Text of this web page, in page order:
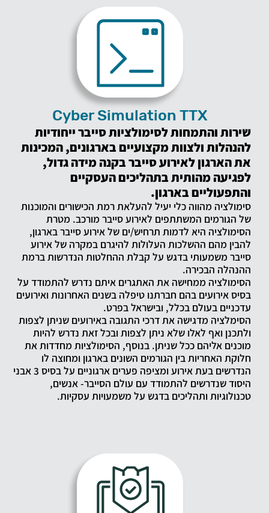
Cyber Simulation TTX
שירות והתמחות לסימולציות סייבר ייחודיות
להנהלות ולצוות מקצועיים בארגונים, המכינות
את הארגון לאירוע סייבר בקנה מידה גדול,
לפגיעה מהותית בתהליכים העסקיים
והתפעוליים בארגון.
סימולציה מהווה כלי יעיל להעלאת רמת הכישורים והמוכנות
של הגורמים המשתתפים לאירוע סייבר מורכב. מטרת
הסימולציה היא לדמות תרחיש/ים של אירוע סייבר בארגון,
להבין מהם ההשלכות העלולות להיגרם במקרה של אירוע
סייבר משמעותי בדגש על קבלת ההחלטות הנדרשות ברמת
ההנהלה הבכירה.
הסימולציה ממחישה את האתגרים איתם נדרש להתמודד על
בסיס אירועים בהם חברתנו טיפלה בשנים האחרונות ואירועים
עדכניים בעולם בכלל, ובישראל בפרט.
הסימלציה מדגישה את דרכי התגובה באירועים שניתן לצפות
ולתכנן ואף לאלו שלא ניתן לצפות ובכל זאת נדרש להיות
מוכנים אליהם ככל שניתן. בנוסף, הסימולציות מחדדות את
חלוקת האחריות בין הגורמים השונים בארגון ומחוצה לו
הנדרשים בעת אירוע ומציפה פערים ארגוניים על בסיס 3 אבני
היסוד שנדרשים להתמודד עם עולם הסייבר- אנשים,
טכנולוגיות ותהליכים בדגש על משמעויות עסקיות.